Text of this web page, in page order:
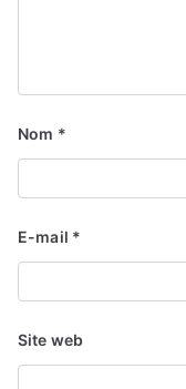
Nom *
E-mail *
Site web